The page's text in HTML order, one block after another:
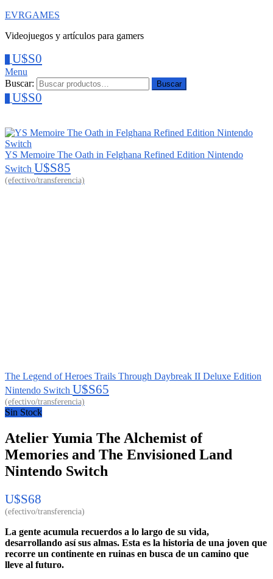
EVRGAMES
Videojuegos y artículos para gamers
U$S0
Menu
Buscar:
Buscar
U$S0
YS Memoire The Oath in Felghana Refined Edition Nintendo
Switch U$S85
The Legend of Heroes Trails Through Daybreak II Deluxe Edition
Nintendo Switch U$S65
Sin Stock
Atelier Yumia The Alchemist of
Memories and The Envisioned Land
Nintendo Switch
U$S68
La gente acumula recuerdos a lo largo de su vida,
desarrollando así sus almas. Esta es la historia de una joven que
recorre un continente en ruinas en busca de un camino que
lleve al futuro.